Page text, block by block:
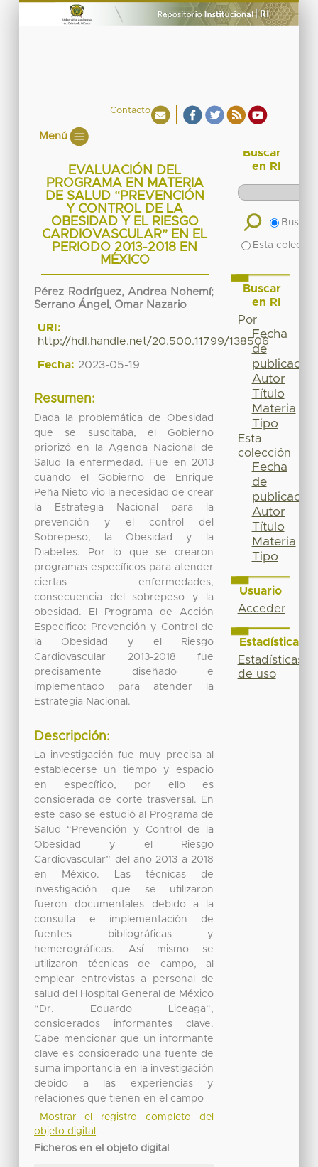
Contacto
Menú
EVALUACIÓN DEL
PROGRAMA EN MATERIA
DE SALUD “PREVENCIÓN
Y CONTROL DE LA
OBESIDAD Y EL RIESGO
CARDIOVASCULAR” EN EL
PERIODO 2013-2018 EN
MÉXICO
Pérez Rodríguez, Andrea Nohemí;
Serrano Ángel, Omar Nazario
URI:
http://hdl.handle.net/20.500.11799/138506
Fecha: 2023-05-19
Resumen:
Dada la problemática de Obesidad
que se suscitaba, el Gobierno
priorizó en la Agenda Nacional de
Salud la enfermedad. Fue en 2013
cuando el Gobierno de Enrique
Peña Nieto vio la necesidad de crear
la Estrategia Nacional para la
prevención y el control del
Sobrepeso, la Obesidad y la
Diabetes. Por lo que se crearon
programas específicos para atender
ciertas enfermedades,
consecuencia del sobrepeso y la
obesidad. El Programa de Acción
Especifico: Prevención y Control de
la Obesidad y el Riesgo
Cardiovascular 2013-2018 fue
precisamente diseñado e
implementado para atender la
Estrategia Nacional.
Descripción:
La investigación fue muy precisa al
establecerse un tiempo y espacio
en específico, por ello es
considerada de corte trasversal. En
este caso se estudió al Programa de
Salud “Prevención y Control de la
Obesidad y el Riesgo
Cardiovascular” del año 2013 a 2018
en México. Las técnicas de
investigación que se utilizaron
fueron documentales debido a la
consulta e implementación de
fuentes bibliográficas y
hemerográficas. Así mismo se
utilizaron técnicas de campo, al
emplear entrevistas a personal de
salud del Hospital General de México
“Dr. Eduardo Liceaga”,
considerados informantes clave.
Cabe mencionar que un informante
clave es considerado una fuente de
suma importancia en la investigación
debido a las experiencias y
relaciones que tienen en el campo
Mostrar el registro completo del
objeto digital
Ficheros en el objeto digital
Buscar
en RI
Buscar
Esta
Buscar
en RI
Por
Fecha
de
publicación
Autor
Título
Materia
Tipo
Esta
colección
Fecha
de
publicación
Autor
Título
Materia
Tipo
Usuario
Acceder
Estadísticas
Estadísticas
de uso